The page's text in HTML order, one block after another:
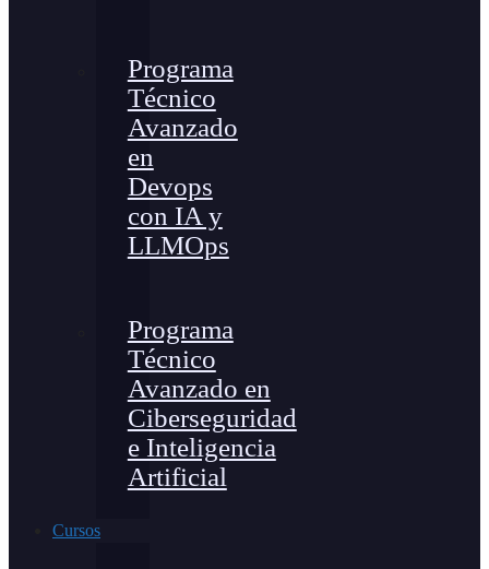
Programa
Técnico
Avanzado
en
Devops
con IA y
LLMOps
Programa
Técnico
Avanzado en
Ciberseguridad
e Inteligencia
Artificial
Cursos